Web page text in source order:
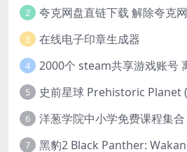
2 夸克网盘直链下载 解除夸克
3 在线电子印章生成器
4 2000个 steam共享游戏账号
5
6 洋葱学院中小学免费课程集
7